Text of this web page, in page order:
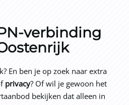
verbinding
En ben je op zoek naar extra
privacy? Of wil je gewoon het
bekijken dat alleen in